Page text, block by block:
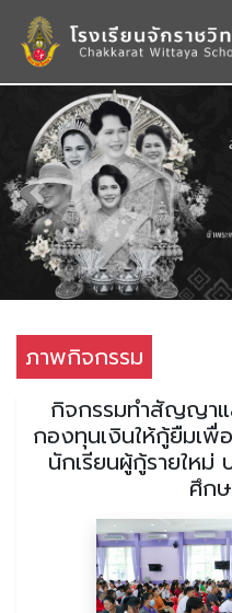
Previous
ภาพกิจกรรม
กิจกรรมทำสัญญาแ
กองทุนเงินให้กู้ยืมเ
นักเรียนผู้กู้รายใหม่
ศึก